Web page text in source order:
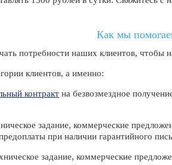
Как мы
потребности наших клиентов, чтобы
клиентов, а именно:
контракт на безвозмездное
задание, коммерческие
при наличии гарантийного
задание, коммерческие